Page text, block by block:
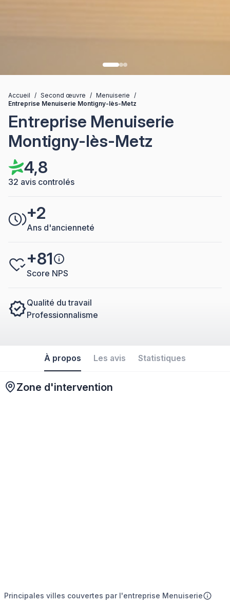
Accueil / Second œuvre / Menuiserie
/
Entreprise Menuiserie Montigny-lès-Metz
Entreprise Menuiserie
Montigny-lès-Metz
4,8
32 avis controlés
+2
Ans d'ancienneté
+81
Score NPS
Qualité du travail
Professionnalisme
À propos Les avis Statistiques
Zone d'intervention
Principales villes couvertes par l'entreprise Menuiserie